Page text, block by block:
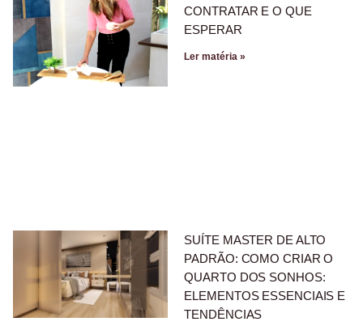
CONTRATAR E O QUE
ESPERAR
Ler matéria »
SUÍTE MASTER DE ALTO
PADRÃO: COMO CRIAR O
QUARTO DOS SONHOS:
ELEMENTOS ESSENCIAIS E
TENDÊNCIAS